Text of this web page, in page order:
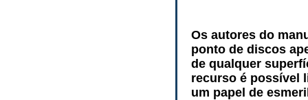
Os autores do
ponto de discos
de qualquer
recurso é possível
um papel de